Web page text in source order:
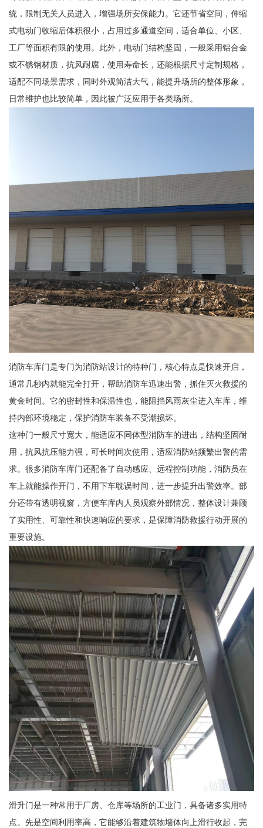
统，限制无关人员进入，增强场所安保能力。它还节省空间，伸缩
式电动门收缩后体积很小，占用过多通道空间，适合单位、小区、
工厂等面积有限的使用。此外，电动门结构坚固，一般采用铝合金
或不锈钢材质，抗风耐腐，使用寿命长，还能根据尺寸定制规格，
适配不同场景需求，同时外观简洁大气，能提升场所的整体形象，
日常维护也比较简单，因此被广泛应用于各类场所。
消防车库门是专门为消防站设计的特种门，核心特点是快速开启，
通常几秒内就能完全打开，帮助消防车迅速出警，抓住灭火救援的
黄金时间。它的密封性和保温性也，能阻挡风雨灰尘进入车库，维
持内部环境稳定，保护消防车装备不受潮损坏。
这种门一般尺寸宽大，能适应不同体型消防车的进出，结构坚固耐
用，抗风抗压能力强，可长时间次使用，适应消防站频繁出警的需
求。很多消防车库门还配备了自动感应、远程控制功能，消防员在
车上就能操作开门，不用下车耽误时间，进一步提升出警效率。部
分还带有透明视窗，方便车库内人员观察外部情况，整体设计兼顾
了实用性、可靠性和快速响应的要求，是保障消防救援行动开展的
重要设施。
滑升门是一种常用于厂房、仓库等场所的工业门，具备诸多实用特
点。先是空间利用率高，它能够沿着建筑物墙体向上滑行收起，完